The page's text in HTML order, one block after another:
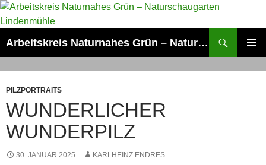
Zum
Inhalt
Arbeitskreis Naturnahes Grün – Naturschaugarten Lindenmühle
MENÜ
PILZPORTRAITS
WUNDERLICHER
WUNDERPILZ
30. JANUAR 2025 KARLHEINZ ENDRES